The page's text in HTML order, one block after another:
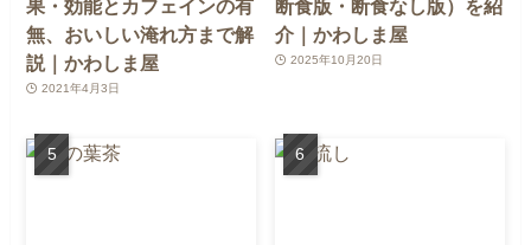
果・効能とカフェインの有
無、おいしい淹れ方まで解
説｜かわしま屋
2021年4月3日
断食版・断食なし版）を紹
介｜かわしま屋
2025年10月20日